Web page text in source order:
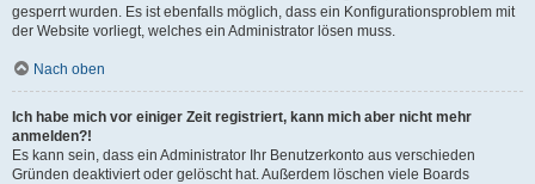
gesperrt wurden. Es ist ebenfalls möglich, dass ein Konfigurationsproblem mit
der Website vorliegt, welches ein Administrator lösen muss.
Nach oben
Ich habe mich vor einiger Zeit registriert, kann mich aber nicht mehr
anmelden?!
Es kann sein, dass ein Administrator Ihr Benutzerkonto aus verschieden
Gründen deaktiviert oder gelöscht hat. Außerdem löschen viele Boards